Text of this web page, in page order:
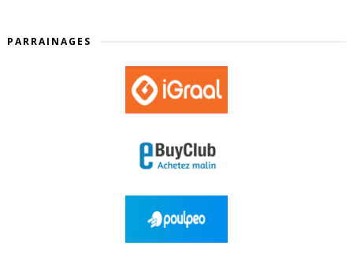
PARRAINAGES